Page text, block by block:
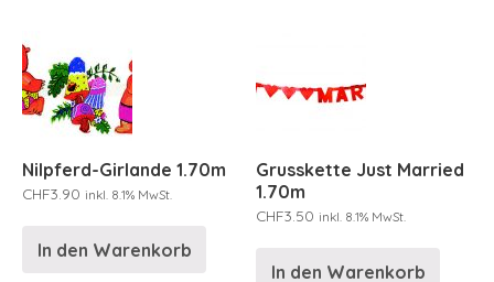
Nilpferd-Girlande 1.70m
CHF3.90 inkl. 8.1% MwSt.
In den Warenkorb
Grusskette Just Married
1.70m
CHF3.50 inkl. 8.1% MwSt.
In den Warenkorb